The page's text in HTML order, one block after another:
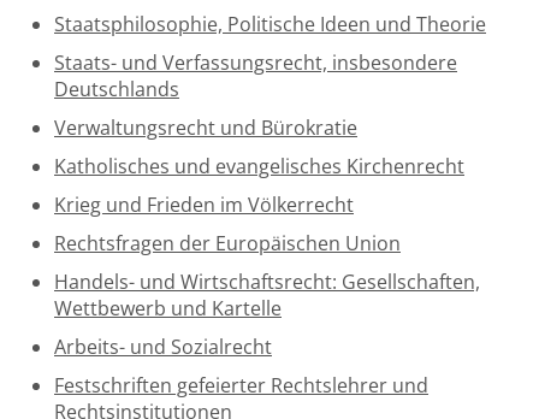
Staatsphilosophie, Politische Ideen und Theorie
Staats- und Verfassungsrecht, insbesondere
Deutschlands
Verwaltungsrecht und Bürokratie
Katholisches und evangelisches Kirchenrecht
Krieg und Frieden im Völkerrecht
Rechtsfragen der Europäischen Union
Handels- und Wirtschaftsrecht: Gesellschaften,
Wettbewerb und Kartelle
Arbeits- und Sozialrecht
Festschriften gefeierter Rechtslehrer und
Rechtsinstitutionen